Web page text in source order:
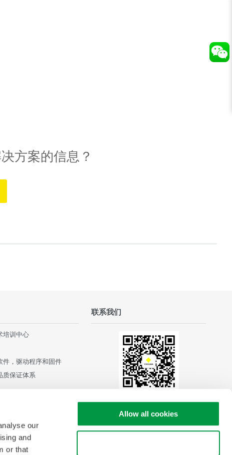
our
and
or that
Allow all cookies
方案的信息？
培训中心
件，驱动程序和固件
质保证体系
联系我们